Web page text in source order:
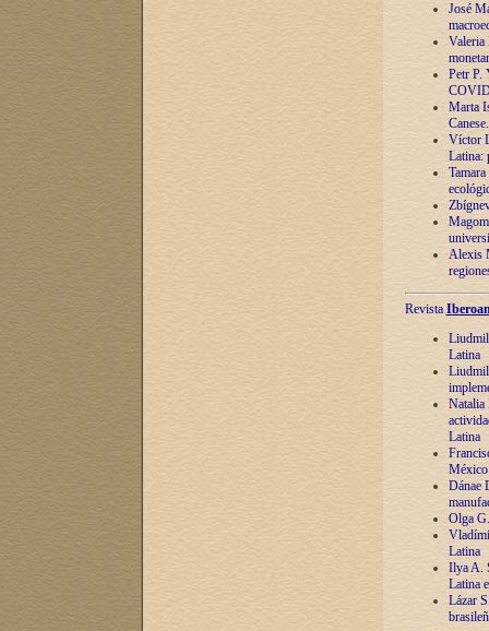
José
Valeria
Petr P.
Marta
Víctor
Latina:
Alexis
Revista
Latina
Natalia
Latina
México
Dánae
Olga
Latina
Ilya A.
Latina
Lázar